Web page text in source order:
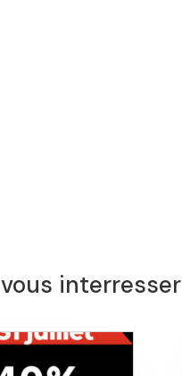
interresser